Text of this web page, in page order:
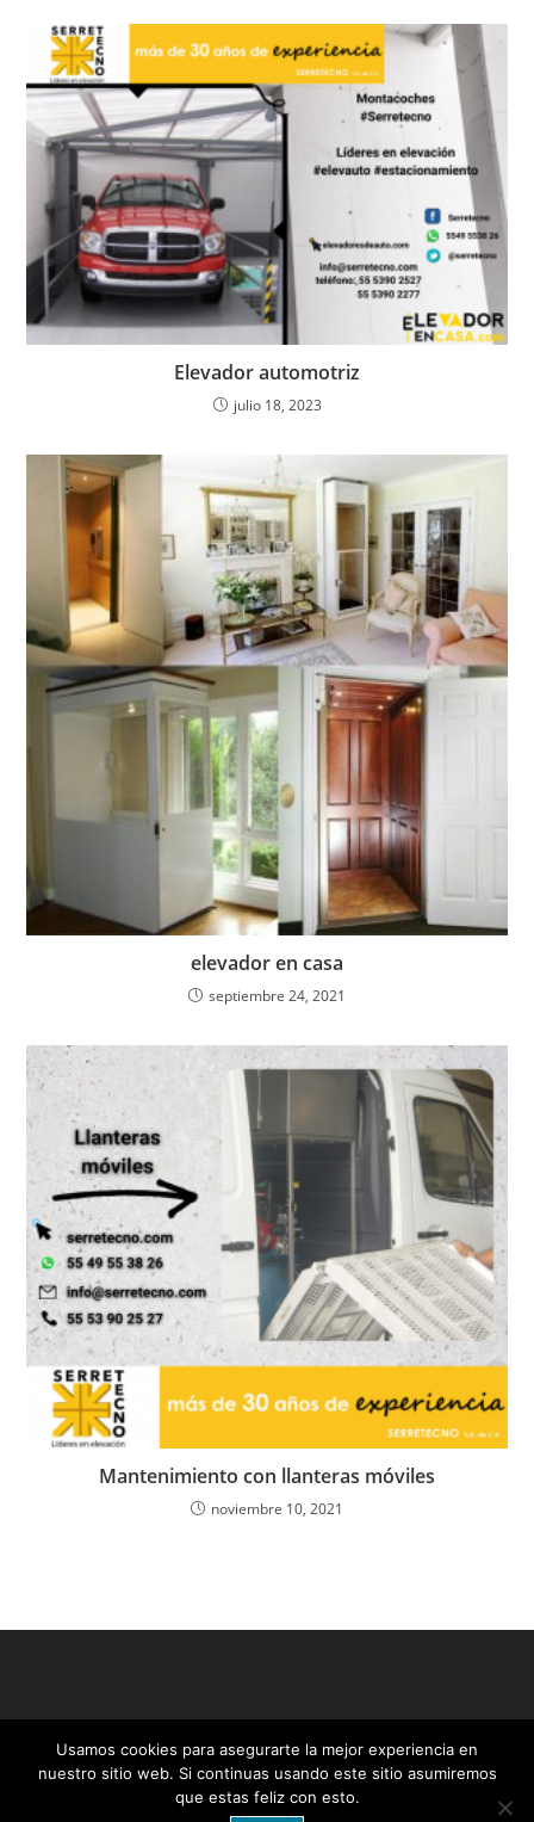
Elevador automotriz
julio 18, 2023
elevador en casa
septiembre 24, 2021
Mantenimiento con llanteras móviles
noviembre 10, 2021
Usamos cookies para asegurarte la mejor experiencia en
nuestro sitio web. Si continuas usando este sitio asumiremos
que estas feliz con esto.